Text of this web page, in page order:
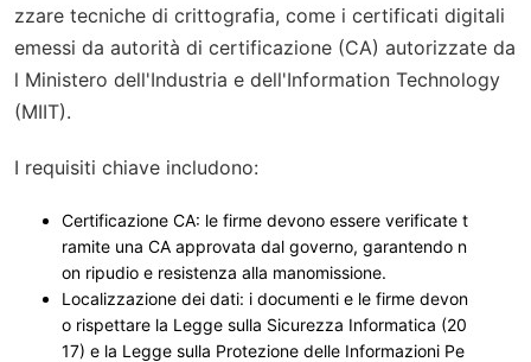
zzare tecniche di crittografia, come i certificati digitali
emessi da autorità di certificazione (CA) autorizzate da
l Ministero dell'Industria e dell'Information Technology
(MIIT).
I requisiti chiave includono:
Certificazione CA: le firme devono essere verificate t
ramite una CA approvata dal governo, garantendo n
on ripudio e resistenza alla manomissione.
Localizzazione dei dati: i documenti e le firme devon
o rispettare la Legge sulla Sicurezza Informatica (20
17) e la Legge sulla Protezione delle Informazioni Pe